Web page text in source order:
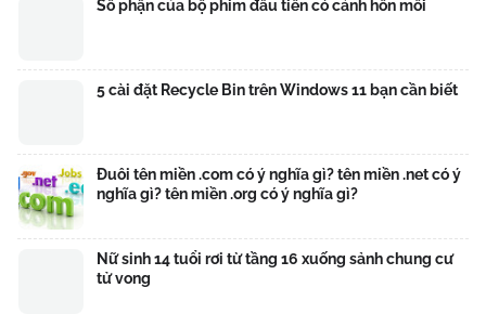
Số phận của bộ phim đầu tiên có cảnh hôn môi
5 cài đặt Recycle Bin trên Windows 11 bạn cần biết
Đuôi tên miền .com có ý nghĩa gì? tên miền .net có ý
nghĩa gì? tên miền .org có ý nghĩa gì?
Nữ sinh 14 tuổi rơi từ tầng 16 xuống sảnh chung cư
tử vong